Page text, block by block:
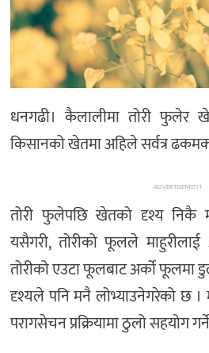
अन्तर्राष्ट्रिय/
प्रवास
भिडियो
राशिफल
English
धनगढी। कैलालीमा तोरी
किसानको खेतमा अहिले सर्वत्र
ADVERTISEMENT
तोरी फुलेपछि खेतको दृश्य निकै
यसैगरी, तोरीको फूलले
तोरीको एउटा फूलबाट अर्को फूलमा
दृश्यले पनि मनै लोभ्याउनेगरेको छ ।
परागसेचन प्रक्रियामा ठुलो सहयोग